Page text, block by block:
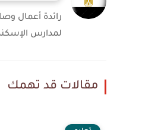
رائدة أعمال
لمدارس
مقالات قد تهمك